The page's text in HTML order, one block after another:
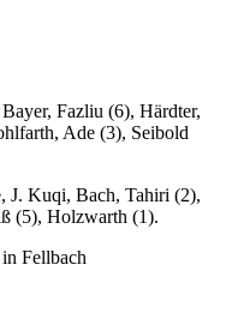
Fazliu (6), Härdter,
Ade (3), Seibold
J. Kuqi, Bach, Tahiri (2),
(5), Holzwarth (1).
Fellbach